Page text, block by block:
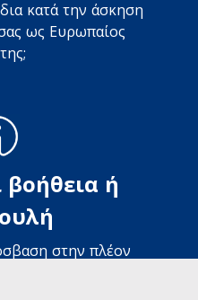
κατά την άσκηση
ως Ευρωπαίος
βοήθεια ή
στην πλέον